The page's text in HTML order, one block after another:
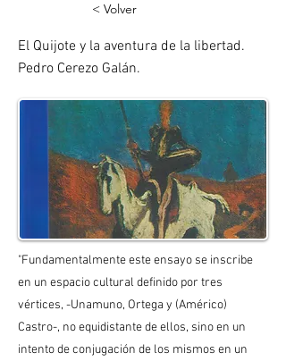
< Volver
El Quijote y la aventura de la libertad.
Pedro Cerezo Galán.
"Fundamentalmente este ensayo se inscribe
en un espacio cultural definido por tres
vértices, -Unamuno, Ortega y (Américo)
Castro-, no equidistante de ellos, sino en un
intento de conjugación de los mismos en un